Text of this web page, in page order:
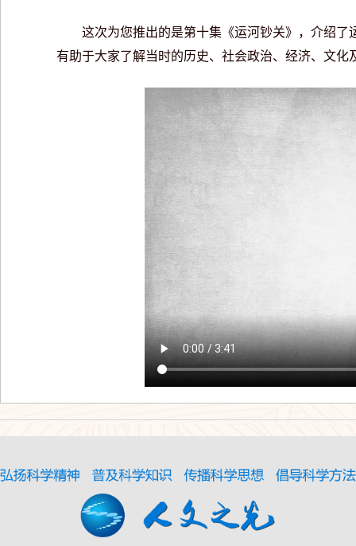
这次为您推出的是第十集《运河钞关》，介绍了
有助于大家了解当时的历史、社会政治、经济、文化